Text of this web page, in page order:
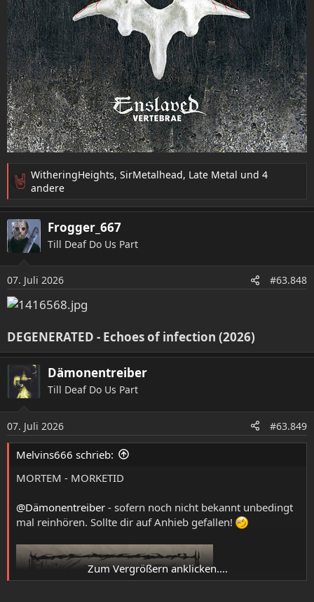
R
a
k
t
i
o
n
e
n
WitheringHeights, SirMetalhead, Late Metal und 4
andere
Frogger_667
Till Deaf Do Us Part
07. Juli 2026 #63.848
DEGENERATED - Echoes of infection (2026)
Dämonentreiber
Till Deaf Do Us Part
07. Juli 2026 #63.849
Melvins666 schrieb:
MORTEM - MORKETID
@Dämonentreiber - sofern noch nicht bekannt unbedingt
mal reinhören. Sollte dir auf Anhieb gefallen!
Zum Vergrößern anklicken....